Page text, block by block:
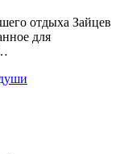
отдыха Зайцев
для